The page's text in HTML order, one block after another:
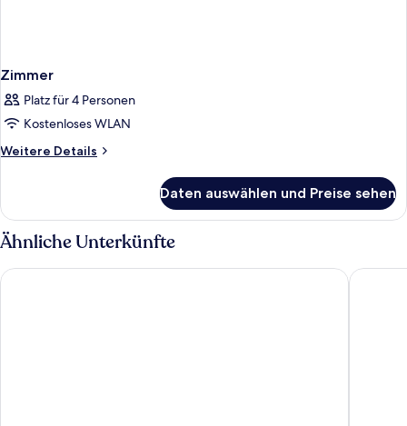
Zimmer
Platz für 4 Personen
Kostenloses WLAN
Weitere Details
Weitere
Daten auswählen und Preise sehen
Ähnliche Unterkünfte
Grecotel Eva Palace